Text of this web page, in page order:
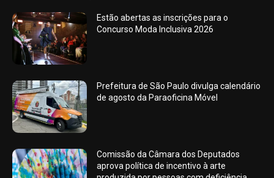
Estão abertas as inscrições para o
Concurso Moda Inclusiva 2026
Prefeitura de São Paulo divulga calendário
de agosto da Paraoficina Móvel
Comissão da Câmara dos Deputados
aprova política de incentivo à arte